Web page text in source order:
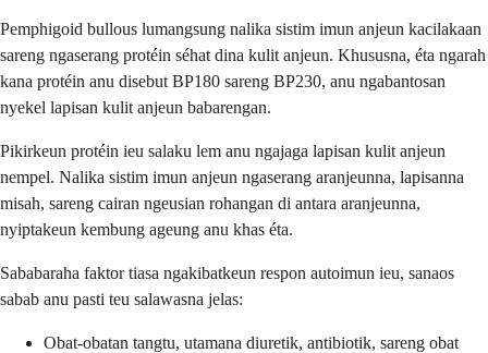
Pemphigoid bullous lumangsung nalika sistim imun anjeun kacilakaan
sareng ngaserang protéin séhat dina kulit anjeun. Khususna, éta ngarah
kana protéin anu disebut BP180 sareng BP230, anu ngabantosan
nyekel lapisan kulit anjeun babarengan.
Pikirkeun protéin ieu salaku lem anu ngajaga lapisan kulit anjeun
nempel. Nalika sistim imun anjeun ngaserang aranjeunna, lapisanna
misah, sareng cairan ngeusian rohangan di antara aranjeunna,
nyiptakeun kembung ageung anu khas éta.
Sababaraha faktor tiasa ngakibatkeun respon autoimun ieu, sanaos
sabab anu pasti teu salawasna jelas:
Obat-obatan tangtu, utamana diuretik, antibiotik, sareng obat